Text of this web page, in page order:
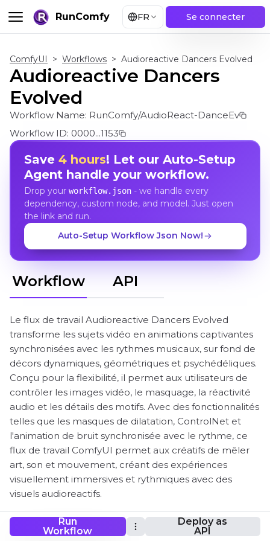
RunComfy FR Se connecter
Run
Workflow
Deploy as
API
ComfyUI > Workflows > Audioreactive Dancers Evolved
Audioreactive Dancers
Evolved
Workflow Name: RunComfy/AudioReact-DanceEv
Workflow ID: 0000...1153
Save 4 hours! Let our Auto-Setup
Agent handle your workflow.
Drop your workflow.json- we handle every
dependency, custom node, and model. Just open
the link and run.
Auto-Setup Workflow Json Now!
Workflow API
Le flux de travail Audioreactive Dancers Evolved
transforme les sujets vidéo en animations captivantes
synchronisées avec les rythmes musicaux, sur fond de
décors dynamiques, géométriques et psychédéliques.
Conçu pour la flexibilité, il permet aux utilisateurs de
contrôler les images vidéo, le masquage, la réactivité
audio et les détails des motifs. Avec des fonctionnalités
telles que les masques de dilatation, ControlNet et
l'animation de bruit synchronisée avec le rythme, ce
flux de travail ComfyUI permet aux créatifs de mêler
art, son et mouvement, créant des expériences
visuellement immersives et rythmiques avec des
visuels audioreactifs.